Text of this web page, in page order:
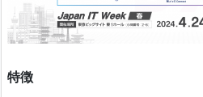
特徴